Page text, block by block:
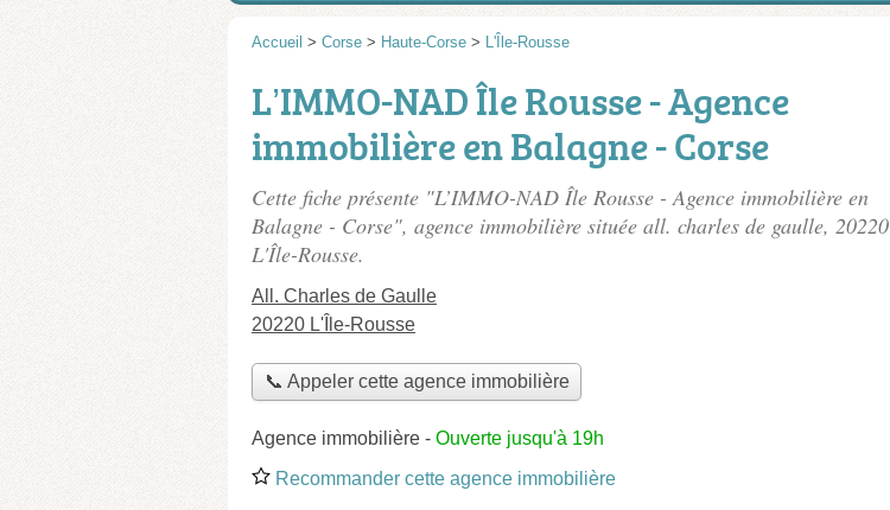
Accueil > Corse > Haute-Corse > L'Île-Rousse
L’IMMO-NAD Île Rousse - Agence
immobilière en Balagne - Corse
Cette fiche présente "L’IMMO-NAD Île Rousse - Agence immobilière en
Balagne - Corse", agence immobilière située all. charles de gaulle, 20220
L'Île-Rousse.
All. Charles de Gaulle
20220 L'Île-Rousse
📞 Appeler cette agence immobilière
Agence immobilière - Ouverte jusqu'à 19h
Recommander cette agence immobilière